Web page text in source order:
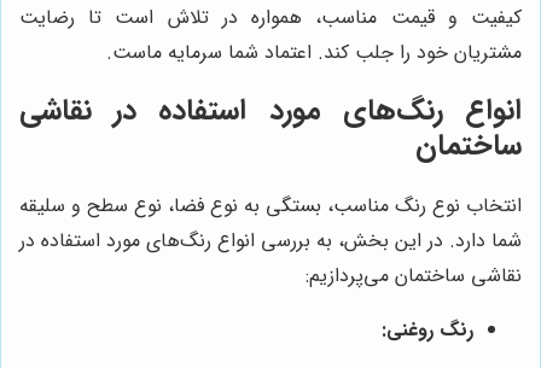
کیفیت و قیمت مناسب، همواره در تلاش است تا رضایت
مشتریان خود را جلب کند. اعتماد شما سرمایه ماست.
انواع رنگ‌های مورد استفاده در نقاشی
ساختمان
انتخاب نوع رنگ مناسب، بستگی به نوع فضا، نوع سطح و سلیقه
شما دارد. در این بخش، به بررسی انواع رنگ‌های مورد استفاده در
نقاشی ساختمان می‌پردازیم:
رنگ روغنی: